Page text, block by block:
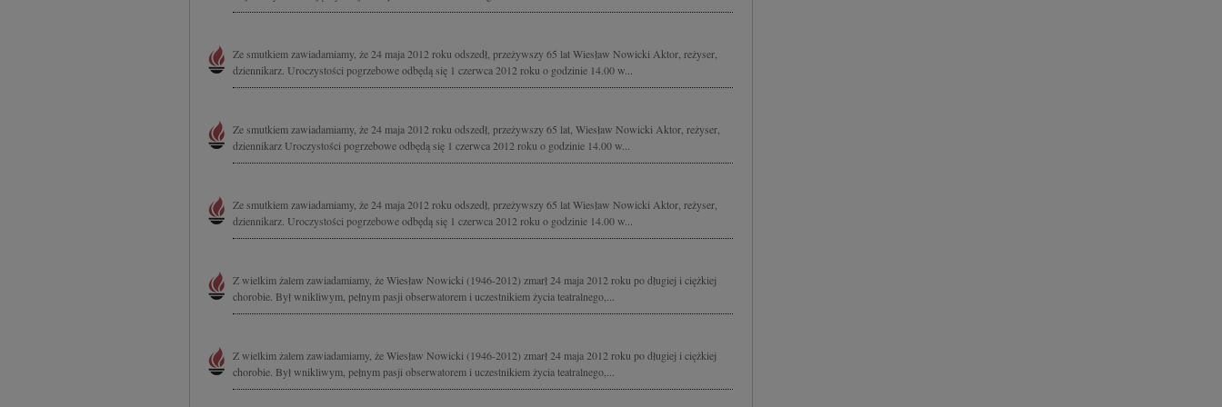
Ze smutkiem zawiadamiamy, że 24 maja 2012 roku odszedł, przeżywszy 65 lat Wiesław Nowicki Aktor, reżyser,
dziennikarz. Uroczystości pogrzebowe odbędą się 1 czerwca 2012 roku o godzinie 14.00 w...
Ze smutkiem zawiadamiamy, że 24 maja 2012 roku odszedł, przeżywszy 65 lat, Wiesław Nowicki Aktor, reżyser,
dziennikarz Uroczystości pogrzebowe odbędą się 1 czerwca 2012 roku o godzinie 14.00 w...
Ze smutkiem zawiadamiamy, że 24 maja 2012 roku odszedł, przeżywszy 65 lat Wiesław Nowicki Aktor, reżyser,
dziennikarz. Uroczystości pogrzebowe odbędą się 1 czerwca 2012 roku o godzinie 14.00 w...
Z wielkim żalem zawiadamiamy, że Wiesław Nowicki (1946-2012) zmarł 24 maja 2012 roku po długiej i ciężkiej
chorobie. Był wnikliwym, pełnym pasji obserwatorem i uczestnikiem życia teatralnego,...
Z wielkim żalem zawiadamiamy, że Wiesław Nowicki (1946-2012) zmarł 24 maja 2012 roku po długiej i ciężkiej
chorobie. Był wnikliwym, pełnym pasji obserwatorem i uczestnikiem życia teatralnego,...